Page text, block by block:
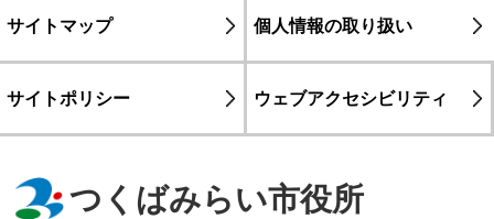
サイトマップ 個人情報の取り扱い
サイトポリシー ウェブアクセシビリティ
つくばみらい市役所